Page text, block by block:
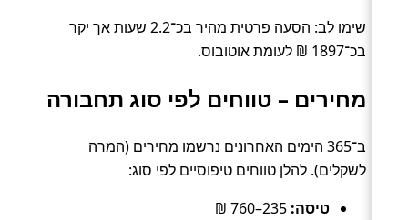
שימו לב: הסעה פרטית מהיר בכ־2.2 שעות אך יקר
בכ־1897 ₪ לעומת אוטובוס.
מחירים – טווחים לפי סוג תחבורה
ב־365 הימים האחרונים נרשמו מחירים (המרה
לשקלים). להלן טווחים טיפוסיים לפי סוג:
טיסה: